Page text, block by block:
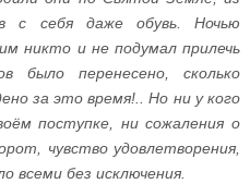
с себя даже обувь. Ночью
никто и не подумал прилечь
было перенесено, сколько
за это время!.. Но ни у кого
поступке, ни сожаления о
чувство удовлетворения,
всеми без исключения.